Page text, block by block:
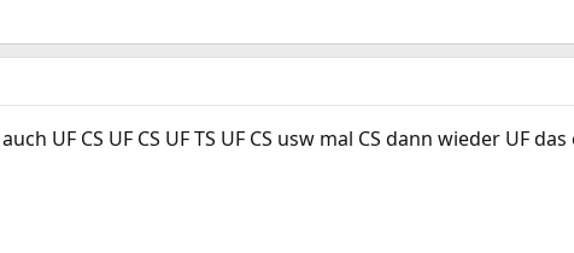
UF CS UF CS UF TS UF CS usw mal CS dann wieder UF